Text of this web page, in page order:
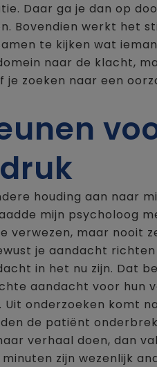
Daar ga je dan op
Bovendien werkt het
te kijken wat
naar de klacht,
je zoeken naar een
houding aan naar
mijn psycholoog
verwezen, maar nooit
je aandacht
in het nu zijn. Dat
aandacht voor hun
onderzoeken komt
de patiënt
verhaal doen, dan
zijn wezenlijk